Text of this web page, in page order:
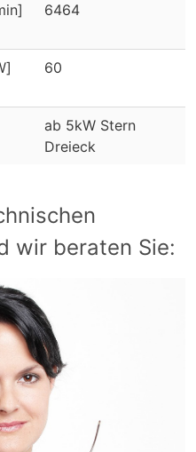
6464
60
ab 5kW Stern
Dreieck
wir beraten Sie: